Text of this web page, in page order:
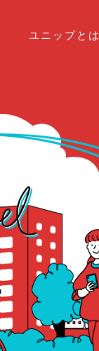
ユニップとは